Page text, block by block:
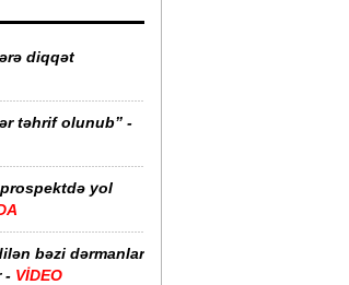
diqqət
təhrif olunub” -
prospektdə yol
bəzi dərmanlar
- VİDEO